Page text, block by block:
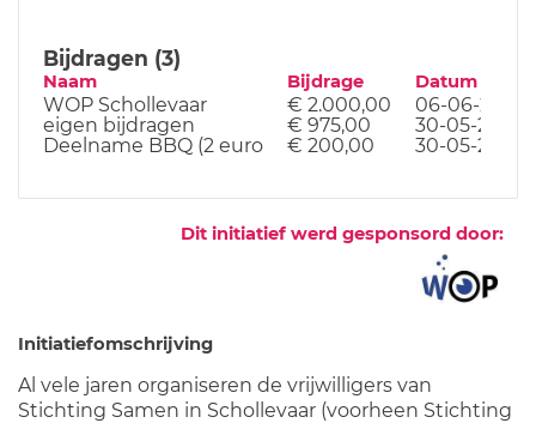
Bijdragen (3)
Naam Bijdrage Datum
WOP Schollevaar € 2.000,00
06-06-24
eigen bijdragen
€ 975,00
30-05-24
Deelname BBQ (2 euro
€ 200,00 30-05-24
Dit initiatief werd gesponsord door:
Initiatiefomschrijving
Al vele jaren organiseren de vrijwilligers van
Stichting Samen in Schollevaar (voorheen Stichting